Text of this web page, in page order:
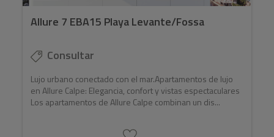
Allure 7 EBA15 Playa Levante/Fossa
Consultar
Lujo urbano conectado con el mar.Apartamentos de lujo
en Allure Calpe: Elegancia, confort y vistas espectaculares
Los apartamentos de Allure Calpe combinan un dis...